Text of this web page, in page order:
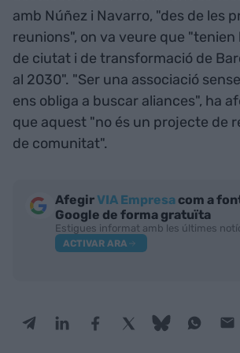
amb Núñez i Navarro, "des de les
reunions", on va veure que "tenien
de ciutat i de transformació de
al 2030". "Ser una associació
ens obliga a buscar aliances", ha
que aquest "no és un projecte de
de comunitat".
AfegirVIA Empresa com a
Google de forma gratuïta
Estigues informat amb les últimes
ACTIVAR ARA